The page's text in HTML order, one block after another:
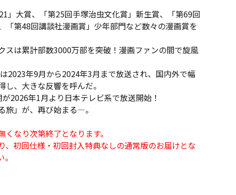
」大賞、「第25回手塚治虫文化賞」新生賞、「第69回
「第48回講談社漫画賞」少年部門など数々の漫画賞を
スは累計部数3000万部を突破！漫画ファンの間で旋風
2023年9月から2024年3月まで放送され、国内外で幅
、大きな反響を呼んだ。
2026年1月より日本テレビ系で放送開始！
旅」が、再び始まる―。
なり次第終了となります。
初回仕様・初回封入特典なしの通常版のお届けとな